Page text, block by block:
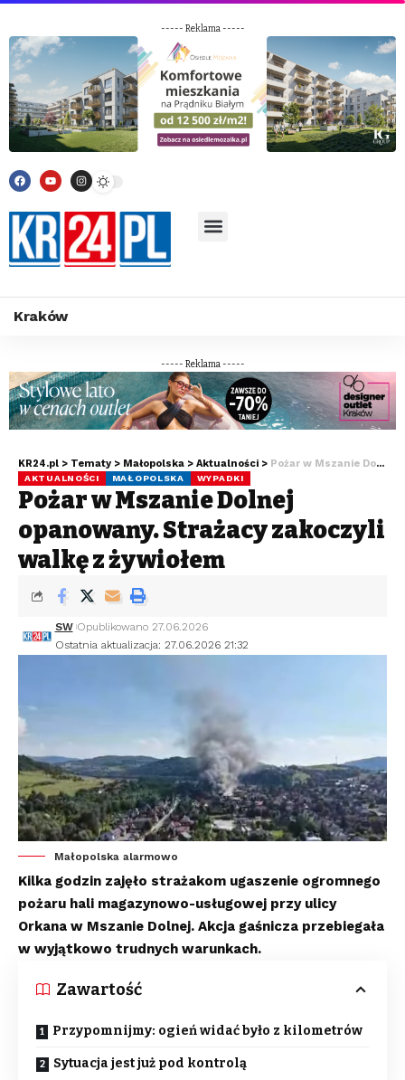
----- Reklama -----
Kraków
----- Reklama -----
KR24.pl > Tematy > Małopolska > Aktualności > Pożar w Mszanie Dolnej opanowany. Strażacy zakończyli walkę z żywiołem
AKTUALNOŚCI MAŁOPOLSKA WYPADKI
Pożar w Mszanie Dolnej
opanowany. Strażacy zakończyli
walkę z żywiołem
Ostatnia aktualizacja: 27.06.2026 21:32
SW Opublikowano 27.06.2026
Małopolska alarmowo
Kilka godzin zajęło strażakom ugaszenie ogromnego
pożaru hali magazynowo-usługowej przy ulicy
Orkana w Mszanie Dolnej. Akcja gaśnicza przebiegała
w wyjątkowo trudnych warunkach.
Zawartość
Przypomnijmy: ogień widać było z kilometrów
Sytuacja jest już pod kontrolą